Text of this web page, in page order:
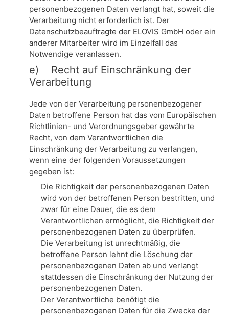
personenbezogenen Daten verlangt hat, soweit die
Verarbeitung nicht erforderlich ist. Der
Datenschutzbeauftragte der ELOVIS GmbH oder ein
anderer Mitarbeiter wird im Einzelfall das
Notwendige veranlassen.
e) Recht auf Einschränkung der
Verarbeitung
Jede von der Verarbeitung personenbezogener
Daten betroffene Person hat das vom Europäischen
Richtlinien- und Verordnungsgeber gewährte
Recht, von dem Verantwortlichen die
Einschränkung der Verarbeitung zu verlangen,
wenn eine der folgenden Voraussetzungen
gegeben ist:
Die Richtigkeit der personenbezogenen Daten
wird von der betroffenen Person bestritten, und
zwar für eine Dauer, die es dem
Verantwortlichen ermöglicht, die Richtigkeit der
personenbezogenen Daten zu überprüfen.
Die Verarbeitung ist unrechtmäßig, die
betroffene Person lehnt die Löschung der
personenbezogenen Daten ab und verlangt
stattdessen die Einschränkung der Nutzung der
personenbezogenen Daten.
Der Verantwortliche benötigt die
personenbezogenen Daten für die Zwecke der